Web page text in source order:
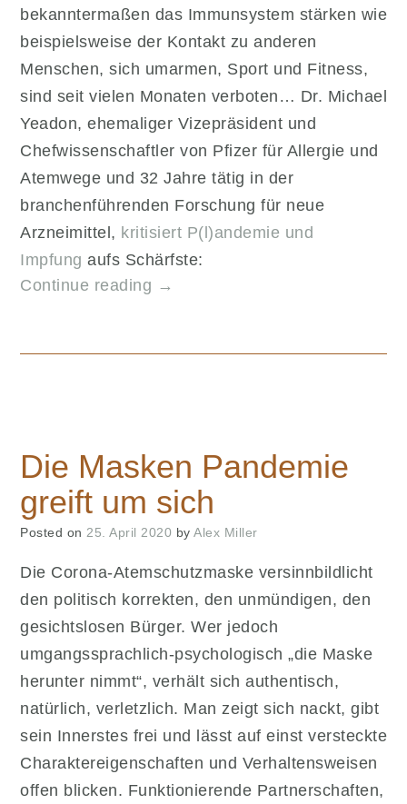
bekanntermaßen das Immunsystem stärken wie
beispielsweise der Kontakt zu anderen
Menschen, sich umarmen, Sport und Fitness,
sind seit vielen Monaten verboten… Dr. Michael
Yeadon, ehemaliger Vizepräsident und
Chefwissenschaftler von Pfizer für Allergie und
Atemwege und 32 Jahre tätig in der
branchenführenden Forschung für neue
Arzneimittel, kritisiert P(l)andemie und
Impfung aufs Schärfste:
Continue reading „Ist
Impfung
→
Die Masken Pandemie
greift um sich
Posted on 25. April 2020 by Alex Miller
Die Corona-Atemschutzmaske versinnbildlicht
den politisch korrekten, den unmündigen, den
gesichtslosen Bürger. Wer jedoch
umgangssprachlich-psychologisch „die Maske
herunter nimmt“, verhält sich authentisch,
natürlich, verletzlich. Man zeigt sich nackt, gibt
sein Innerstes frei und lässt auf einst versteckte
Charaktereigenschaften und Verhaltensweisen
offen blicken. Funktionierende Partnerschaften,